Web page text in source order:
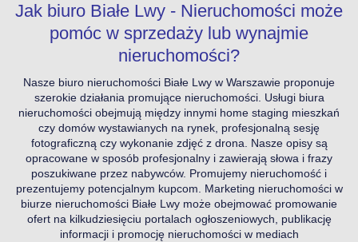
Jak biuro Białe Lwy - Nieruchomości może
pomóc w sprzedaży lub wynajmie
nieruchomości?
Nasze biuro nieruchomości Białe Lwy w Warszawie proponuje
szerokie działania promujące nieruchomości. Usługi biura
nieruchomości obejmują między innymi home staging mieszkań
czy domów wystawianych na rynek, profesjonalną sesję
fotograficzną czy wykonanie zdjęć z drona. Nasze opisy są
opracowane w sposób profesjonalny i zawierają słowa i frazy
poszukiwane przez nabywców. Promujemy nieruchomość i
prezentujemy potencjalnym kupcom. Marketing nieruchomości w
biurze nieruchomości Białe Lwy może obejmować promowanie
ofert na kilkudziesięciu portalach ogłoszeniowych, publikację
informacji i promocję nieruchomości w mediach